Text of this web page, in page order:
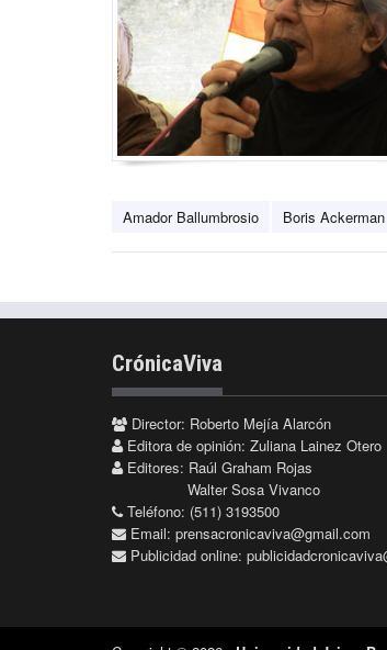
Amador Ballumbrosio Boris Ackerman
CrónicaViva
Director: Roberto Mejía Alarcón
Editora de opinión: Zuliana Lainez Otero
Editores: Raúl Graham Rojas
Walter Sosa Vivanco
Teléfono: (511) 3193500
Email: prensacronicaviva@gmail.com
Publicidad online: